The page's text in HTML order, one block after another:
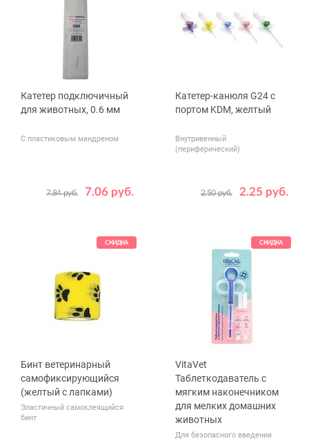
Катетер подключичный
для животных, 0.6 мм
С пластиковым мандреном
7.06 руб.
7.84 руб.
Катетер-канюля G24 с
портом KDM, желтый
Внутривенный
(периферический)
2.25 руб.
2.50 руб.
СКИДКА
Бинт ветеринарный
самофиксирующийся
(желтый с лапками)
Эластичный самоклеящийся
бинт
СКИДКА
VitaVet
Таблеткодаватель с
мягким наконечником
для мелких домашних
животных
Для безопасного введения